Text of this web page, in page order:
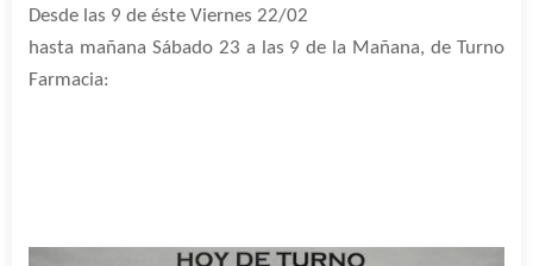
Desde las 9 de éste Viernes 22/02
hasta mañana Sábado 23 a las 9 de la Mañana, de Turno
Farmacia: